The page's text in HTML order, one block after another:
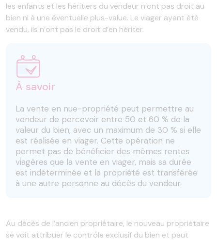
les enfants et les héritiers du vendeur n’ont pas droit au
bien ni à une éventuelle plus-value. Le viager ayant été
vendu, ils n’ont pas le droit d’en hériter.
À savoir
La vente en nue-propriété peut permettre au
vendeur de percevoir entre 50 et 60 % de la
valeur du bien, avec un maximum de 30 % si elle
est réalisée en viager. Cette opération ne
permet pas de bénéficier des mêmes rentes
viagères que la vente en viager, mais sa durée
est indéterminée et la propriété est transférée
à une autre personne au décès du vendeur.
Au décès de l’ancien propriétaire, le nouveau propriétaire
se voit attribuer le contrôle exclusif du bien et peut